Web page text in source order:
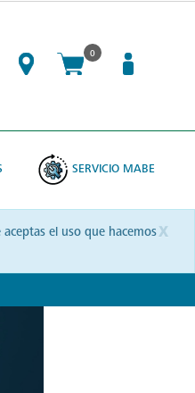
0
SERVICIO MABE
x
el uso que hacemos